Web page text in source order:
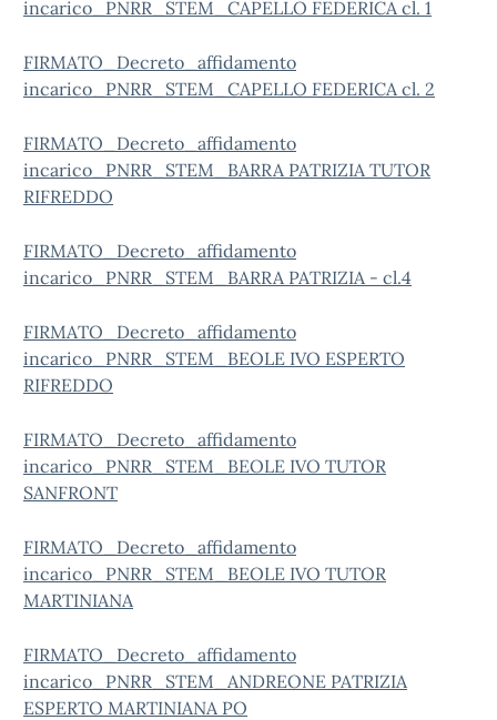
incarico_PNRR_STEM_CAPELLO FEDERICA cl. 1
FIRMATO_Decreto_affidamento
incarico_PNRR_STEM_CAPELLO FEDERICA cl. 2
FIRMATO_Decreto_affidamento
incarico_PNRR_STEM_BARRA PATRIZIA TUTOR
RIFREDDO
FIRMATO_Decreto_affidamento
incarico_PNRR_STEM_BARRA PATRIZIA - cl.4
FIRMATO_Decreto_affidamento
incarico_PNRR_STEM_BEOLE IVO ESPERTO
RIFREDDO
FIRMATO_Decreto_affidamento
incarico_PNRR_STEM_BEOLE IVO TUTOR
SANFRONT
FIRMATO_Decreto_affidamento
incarico_PNRR_STEM_BEOLE IVO TUTOR
MARTINIANA
FIRMATO_Decreto_affidamento
incarico_PNRR_STEM_ANDREONE PATRIZIA
ESPERTO MARTINIANA PO